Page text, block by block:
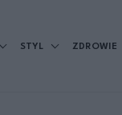
STYL ZDROWIE